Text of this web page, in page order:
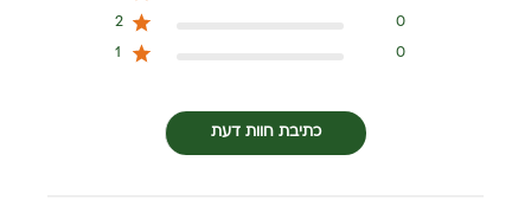
2 0
1 0
כתיבת חוות דעת